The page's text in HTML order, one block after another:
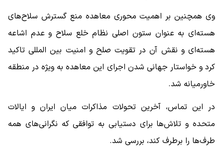
وی همچنین بر اهمیت محوری معاهده منع گسترش سلاح‌های
هسته‌ای به عنوان ستون اصلی نظام خلع سلاح و عدم اشاعه
هسته‌ای و نقش آن در تقویت صلح و امنیت بین المللی تاکید
کرد و خواستار جهانی شدن اجرای این معاهده به ویژه در منطقه
خاورمیانه شد.
در این تماس، آخرین تحولات مذاکرات میان ایران و ایالات
متحده و تلاش‌ها برای دستیابی به توافقی که نگرانی‌های همه
طرف‌ها را برطرف کند، بررسی شد.